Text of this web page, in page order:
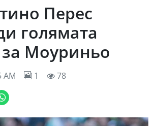
Перес
голямата
Моуриньо
AM 1 78